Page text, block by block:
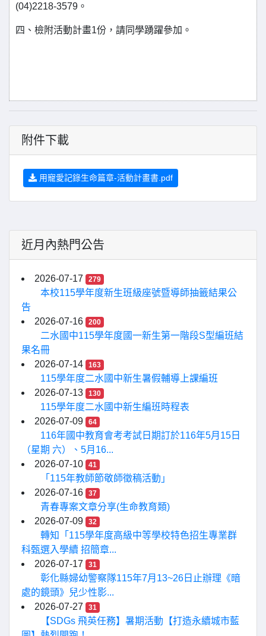
(04)2218-3579。
四、檢附活動計畫1份，請同學踴躍參加。
附件下載
用寵愛記錄生命篇章-活動計畫書.pdf
近月內熱門公告
2026-07-17 279
本校115學年度新生班級座號暨導師抽籤結果公
告
2026-07-16
200
二水國中115學年度國一新生第一階段S型編班結
果名冊
2026-07-14
163
115學年度二水國中新生暑假輔導上課編班
2026-07-13
130
115學年度二水國中新生編班時程表
2026-07-09
64
116年國中教育會考考試日期訂於116年5月15日
（星期 六）、5月16...
2026-07-10
41
「115年教師節敬師徵稿活動」
2026-07-16
37
青春專案文章分享(生命教育類)
2026-07-09
32
轉知「115學年度高級中等學校特色招生專業群
科甄選入學續 招簡章...
2026-07-17
31
彰化縣婦幼警察隊115年7月13~26日止辦理《暗
處的鏡頭》兒少性影...
2026-07-27
31
【SDGs 飛英任務】暑期活動【打造永續城市藍